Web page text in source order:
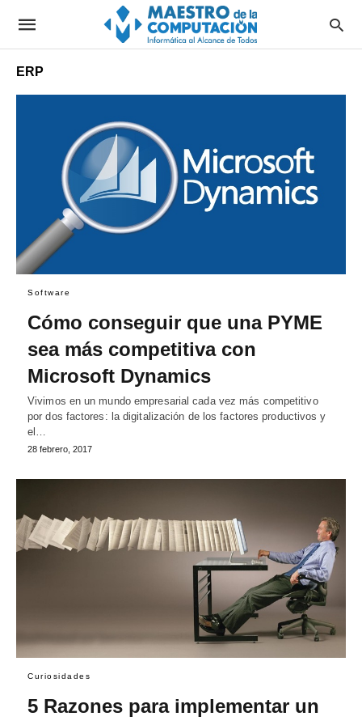
ERP
Software
Cómo conseguir que una PYME
sea más competitiva con
Microsoft Dynamics
Vivimos en un mundo empresarial cada vez más competitivo
por dos factores: la digitalización de los factores productivos y
el…
28 febrero, 2017
Curiosidades
5 Razones para implementar un